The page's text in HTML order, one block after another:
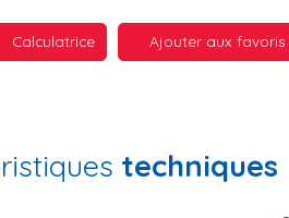
Calculatrice Ajouter aux favoris
techniques